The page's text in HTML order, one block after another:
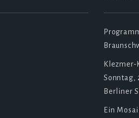
Klezmer-
Sonntag,
Berliner
Ein